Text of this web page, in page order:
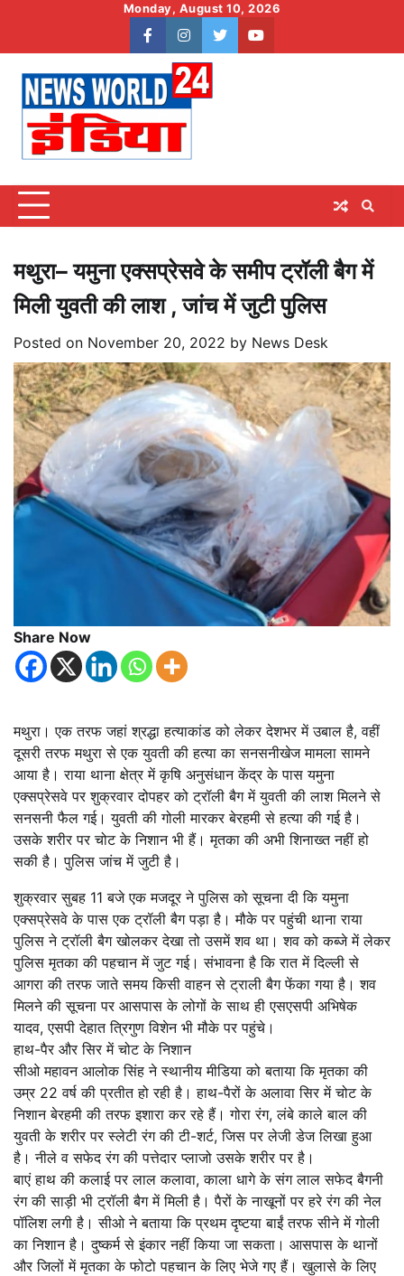
content
Monday, August 10, 2026
facebookinstagram
twitteryoutube
मथुरा– यमुना एक्सप्रेसवे के समीप ट्रॉली बैग में
मिली युवती की लाश , जांच में जुटी पुलिस
Posted on November 20, 2022 by News Desk
Share Now
मथुरा। एक तरफ जहां श्रद्धा हत्याकांड को लेकर देशभर में उबाल है, वहीं
दूसरी तरफ मथुरा से एक युवती की हत्या का सनसनीखेज मामला सामने
आया है। राया थाना क्षेत्र में कृषि अनुसंधान केंद्र के पास यमुना
एक्सप्रेसवे पर शुक्रवार दोपहर को ट्रॉली बैग में युवती की लाश मिलने से
सनसनी फैल गई। युवती की गोली मारकर बेरहमी से हत्या की गई है।
उसके शरीर पर चोट के निशान भी हैं। मृतका की अभी शिनाख्त नहीं हो
सकी है। पुलिस जांच में जुटी है।
शुक्रवार सुबह 11 बजे एक मजदूर ने पुलिस को सूचना दी कि यमुना
एक्सप्रेसवे के पास एक ट्रॉली बैग पड़ा है। मौके पर पहुंची थाना राया
पुलिस ने ट्रॉली बैग खोलकर देखा तो उसमें शव था। शव को कब्जे में लेकर
पुलिस मृतका की पहचान में जुट गई। संभावना है कि रात में दिल्ली से
आगरा की तरफ जाते समय किसी वाहन से ट्राली बैग फेंका गया है। शव
मिलने की सूचना पर आसपास के लोगों के साथ ही एसएसपी अभिषेक
यादव, एसपी देहात त्रिगुण विशेन भी मौके पर पहुंचे।
हाथ-पैर और सिर में चोट के निशान
सीओ महावन आलोक सिंह ने स्थानीय मीडिया को बताया कि मृतका की
उम्र 22 वर्ष की प्रतीत हो रही है। हाथ-पैरों के अलावा सिर में चोट के
निशान बेरहमी की तरफ इशारा कर रहे हैं। गोरा रंग, लंबे काले बाल की
युवती के शरीर पर स्लेटी रंग की टी-शर्ट, जिस पर लेजी डेज लिखा हुआ
है। नीले व सफेद रंग की पत्तेदार प्लाजो उसके शरीर पर है।
बाएं हाथ की कलाई पर लाल कलावा, काला धागे के संग लाल सफेद बैगनी
रंग की साड़ी भी ट्रॉली बैग में मिली है। पैरों के नाखूनों पर हरे रंग की नेल
पॉलिश लगी है। सीओ ने बताया कि प्रथम दृष्टया बाईं तरफ सीने में गोली
का निशान है। दुष्कर्म से इंकार नहीं किया जा सकता। आसपास के थानों
और जिलों में मृतका के फोटो पहचान के लिए भेजे गए हैं। खुलासे के लिए